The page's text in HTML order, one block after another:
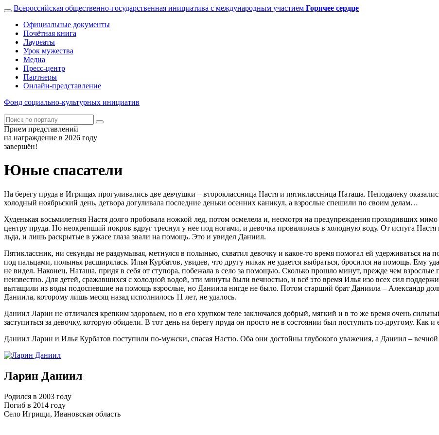
Всероссийская общественно-государственная инициатива с международным участием Горячее сердце
Официальные документы
Почётная книга
Лауреаты
Урок мужества
Медиа
Пресс-центр
Партнеры
Онлайн-представление
Фонд социально-культурных инициатив
Прием представлений
на награждение в 2026 году
завершён!
Юные спасатели
На берегу пруда в Игрищах прогуливались две девчушки – второклассница Настя и пятиклассница Наташа. Неподалеку
холодный ноябрьский день, детвора догуливала последние деньки осенних каникул, а взрослые спешили по своим делам…
Худенькая восьмилетняя Настя долго пробовала ножкой лед, потом осмелела и, несмотря на предупреждения проходивших
центру пруда. Но неокрепший покров вдруг треснул у нее под ногами, и девочка провалилась в холодную воду. От испуга
льда, и лишь раскрытые в ужасе глаза звали на помощь. Это и увидел Даниил.
Пятиклассник, ни секунды не раздумывая, метнулся в полынью, схватил девочку и какое-то время помогал ей удерживаться на
под пальцами, полынья расширялась. Илья Курбатов, увидев, что другу никак не удается выбраться, бросился на помощь. Ему
не видел. Наконец, Наташа, придя в себя от ступора, побежала в село за помощью. Сколько прошло минут, прежде чем взрослые
неизвестно. Для детей, сражавшихся с холодной водой, эти минуты были вечностью, и всё это время Илья изо всех сил
вытащили из воды подоспевшие на помощь взрослые, но Даниила нигде не было. Потом старший брат Даниила – Александр
Даниила, которому лишь месяц назад исполнилось 11 лет, не удалось.
Даниил Ларин не отличался крепким здоровьем, но в его хрупком теле заключался добрый, мягкий и в то же время очень
заступиться за девочку, которую обидели. В тот день на берегу пруда он просто не в состоянии был поступить по-другому.
Даниил Ларин и Илья Курбатов поступили по-мужски, спасая Настю. Оба они достойны глубокого уважения, а Даниил – вечной
Ларин Даниил
Родился в 2003 году
Погиб в 2014 году
Село Игрищи, Ивановская область